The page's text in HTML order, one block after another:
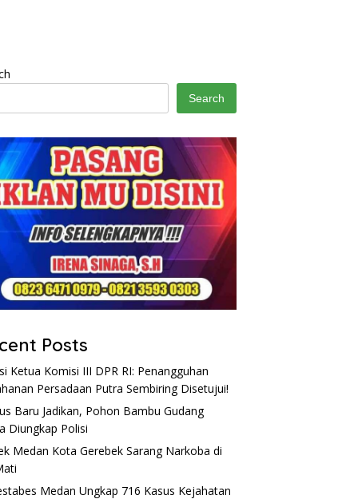
Search
Posts
Ketua Komisi III DPR RI: Penangguhan
Persadaan Putra Sembiring Disetujui!
Baru Jadikan, Pohon Bambu Gudang
Diungkap Polisi
Medan Kota Gerebek Sarang Narkoba di
Medan Ungkap 716 Kasus Kejahatan